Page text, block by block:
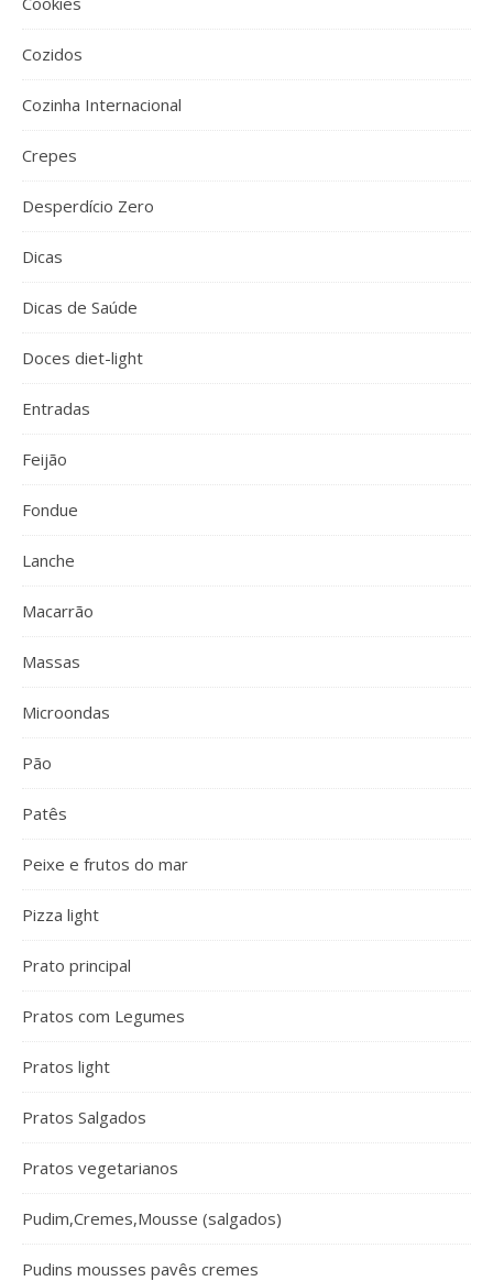
Cozidos
Cozinha Internacional
Crepes
Desperdício Zero
Dicas
Dicas de Saúde
Doces diet-light
Entradas
Feijão
Fondue
Lanche
Macarrão
Massas
Microondas
Pão
Patês
Peixe e frutos do mar
Pizza light
Prato principal
Pratos com Legumes
Pratos light
Pratos Salgados
Pratos vegetarianos
Pudim,Cremes,Mousse (salgados)
Pudins mousses pavês cremes